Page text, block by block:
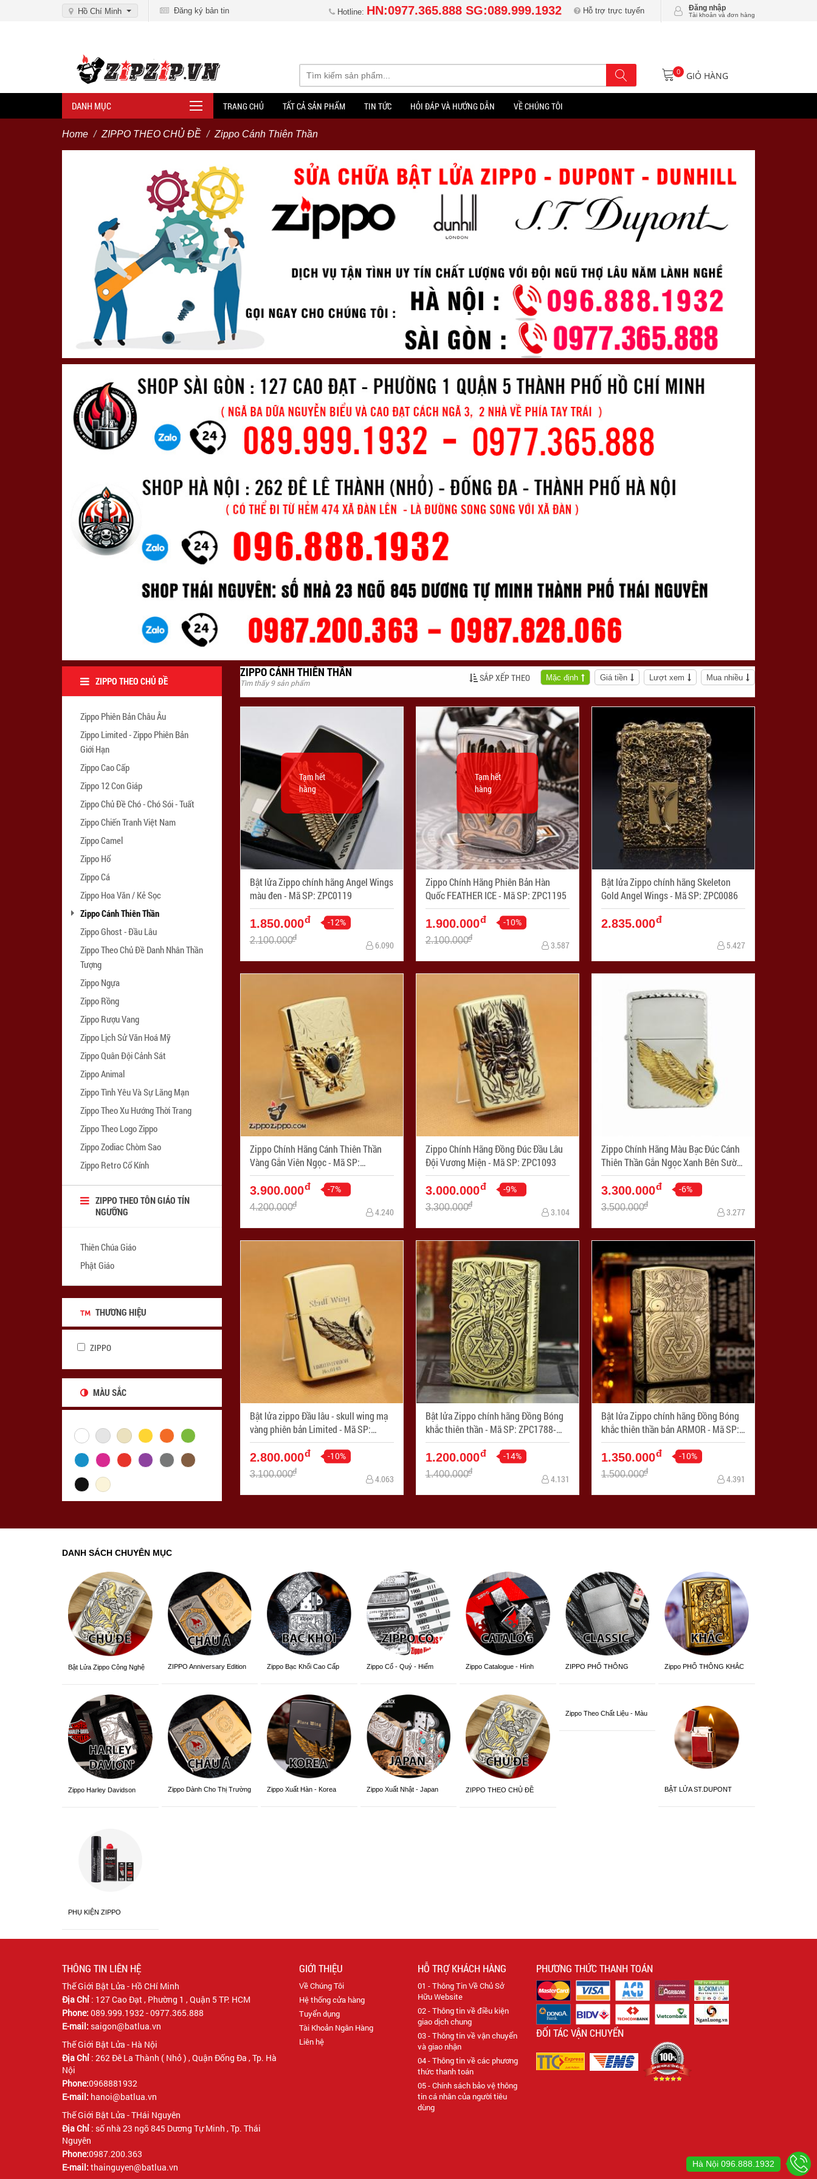
Hồ Chí Minh Đăng ký bản tin Hotline: HN:0977.365.888 SG:089.999.1932 Hỗ trợ trực tuyến Đăng nhập
Tài khoản và đơn hàng
0 GIỎ HÀNG
DANH MỤC TRANG CHỦ TẤT CẢ SẢN PHẨM TIN TỨC HỎI ĐÁP VÀ HƯỚNG DẪN VỀ CHÚNG TÔI
Home ZIPPO THEO CHỦ ĐỀ Zippo Cánh Thiên Thần
ZIPPO CÁNH THIÊN THẦN
Tìm thấy 9 sản phẩm SẮP XẾP THEO Mặc định Giá tiền Lượt xem Mua nhiều
Bật lửa Zippo chính hãng Angel Wings
màu đen - Mã SP: ZPC0119
Tạm hết
hàng
1.850.000đ -12%
2.100.000đ
6.090
Zippo Chính Hãng Phiên Bản Hàn
Quốc FEATHER ICE - Mã SP: ZPC1195
Tạm hết
hàng
1.900.000đ -10%
2.100.000đ
3.587
Bật lửa Zippo chính hãng Skeleton
Gold Angel Wings - Mã SP: ZPC0086
2.835.000đ
5.427
Zippo Chính Hãng Cánh Thiên Thần
Vàng Gắn Viên Ngọc - Mã SP:
ZPC1029
3.900.000đ -7%
4.200.000đ
4.240
Zippo Chính Hãng Đồng Đúc Đầu Lâu
Đội Vương Miện - Mã SP: ZPC1093
3.000.000đ -9%
3.300.000đ
3.104
Zippo Chính Hãng Màu Bạc Đúc Cánh
Thiên Thần Gắn Ngọc Xanh Bên Sườn
- Mã SP: ZPC1102
3.300.000đ -6%
3.500.000đ
3.277
Bật lửa zippo Đầu lâu - skull wing mạ
vàng phiên bản Limited - Mã SP:
ZPC1120
2.800.000đ -10%
3.100.000đ
4.063
Bật lửa Zippo chính hãng Đồng Bóng
khắc thiên thần - Mã SP: ZPC1788-
254
1.200.000đ -14%
1.400.000đ
4.131
Bật lửa Zippo chính hãng Đồng Bóng
khắc thiên thần bản ARMOR - Mã SP:
ZPC1788-169
1.350.000đ -10%
1.500.000đ
4.391
ZIPPO THEO CHỦ ĐỀ
Zippo Phiên Bản Châu Âu
Zippo Limited - Zippo Phiên Bản
Giới Hạn
Zippo Cao Cấp
Zippo 12 Con Giáp
Zippo Chủ Đề Chó - Chó Sói - Tuất
Zippo Chiến Tranh Việt Nam
Zippo Camel
Zippo Hổ
Zippo Cá
Zippo Hoa Văn / Kẻ Sọc
Zippo Cánh Thiên Thần
Zippo Ghost - Đầu Lâu
Zippo Theo Chủ Đề Danh Nhân Thần
Tượng
Zippo Ngựa
Zippo Rồng
Zippo Rượu Vang
Zippo Lịch Sử Văn Hoá Mỹ
Zippo Quân Đội Cảnh Sát
Zippo Animal
Zippo Tình Yêu Và Sự Lãng Mạn
Zippo Theo Xu Hướng Thời Trang
Zippo Theo Logo Zippo
Zippo Zodiac Chòm Sao
Zippo Retro Cổ Kính
ZIPPO THEO TÔN GIÁO TÍN
NGƯỠNG
Thiên Chúa Giáo
Phật Giáo
THƯƠNG HIỆU
ZIPPO
MÀU SẮC
DANH SÁCH CHUYÊN MỤC
Bật Lửa Zippo Công Nghệ
ZIPPO Anniversary Edition Zippo Bạc Khối Cao Cấp Zippo Cổ - Quý - Hiếm
Zippo Catalogue - Hình
ZIPPO PHỔ THÔNG Zippo PHỔ THÔNG KHẮC
Zippo Harley Davidson
Zippo Dành Cho Thị Trường
Zippo Xuất Hàn - Korea
Zippo Xuất Nhật - Japan
ZIPPO THEO CHỦ ĐỀ
Zippo Theo Chất Liệu - Màu
BẬT LỬA ST.DUPONT
PHỤ KIỆN ZIPPO
THÔNG TIN LIÊN HỆ
Thế Giới Bật Lửa - Hồ CHí Minh
Địa Chỉ : 127 Cao Đạt , Phường 1 , Quận 5 TP. HCM
Phone: 089.999.1932 - 0977.365.888
E-mail: saigon@batlua.vn
Thế Giới Bật Lửa - Hà Nội
Địa Chỉ : 262 Đê La Thành ( Nhỏ ) , Quận Đống Đa , Tp. Hà
Nội
Phone:0968881932
E-mail: hanoi@batlua.vn
Thế Giới Bật Lửa - THái Nguyên
Địa Chỉ : số nhà 23 ngõ 845 Dương Tự Minh , Tp. Thái
Nguyên
Phone:0987.200.363
E-mail: thainguyen@batlua.vn
GIỚI THIỆU
Về Chúng Tôi
Hệ thống cửa hàng
Tuyển dụng
Tài Khoản Ngân Hàng
Liên hệ
HỖ TRỢ KHÁCH HÀNG
01 - Thông Tin Về Chủ Sở
Hữu Website
02 - Thông tin về điều kiện
giao dịch chung
03 - Thông tin về vận chuyển
và giao nhận
04 - Thông tin về các phương
thức thanh toán
05 - Chính sách bảo vệ thông
tin cá nhân của người tiêu
dùng
PHƯƠNG THỨC THANH TOÁN
ĐỐI TÁC VẬN CHUYỂN
Hà Nội 096.888.1932